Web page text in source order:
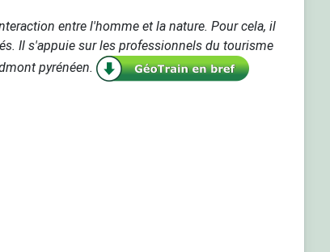
entre l'homme et la nature. Pour cela, il
Il s'appuie sur les professionnels du tourisme
pyrénéen.